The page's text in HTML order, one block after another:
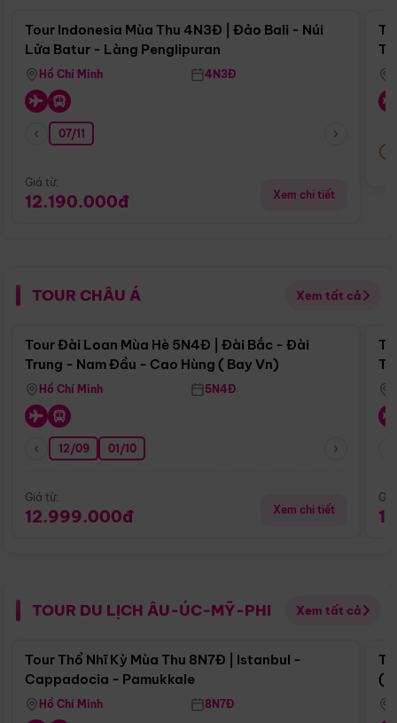
Tour Indonesia Mùa Thu 4N3Đ | Đảo Bali - Núi
Lửa Batur - Làng Penglipuran
Hồ Chí Minh 4N3Đ
07/11
Giá từ:
12.190.000đ Xem chi tiết
TOUR CHÂU Á Xem tất cả
Điểm nổi bật
Tour Đài Loan Mùa Hè 5N4Đ | Đài Bắc - Đài
Trung - Nam Đầu - Cao Hùng ( Bay Vn)
Hồ Chí Minh 5N4Đ
12/09 01/10
Giá từ:
12.999.000đ Xem chi tiết
TOUR DU LỊCH ÂU-ÚC-MỸ-PHI Xem tất cả
Điểm nổi bật
Tour Thổ Nhĩ Kỳ Mùa Thu 8N7Đ | Istanbul -
Cappadocia - Pamukkale
Hồ Chí Minh 8N7Đ